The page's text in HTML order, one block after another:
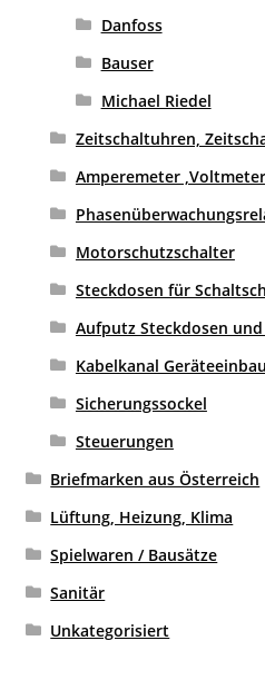
Danfoss
Bauser
Michael Riedel
Zeitschaltuhren,
Amperemeter
Motorschutzschalter
Steckdosen für
Aufputz Steckdosen
Kabelkanal
Sicherungssockel
Steuerungen
Briefmarken aus Österreich
Lüftung, Heizung, Klima
Spielwaren / Bausätze
Sanitär
Unkategorisiert